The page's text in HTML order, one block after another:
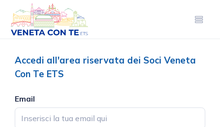
Accedi all'area riservata dei Soci Veneta
Con Te ETS
Email